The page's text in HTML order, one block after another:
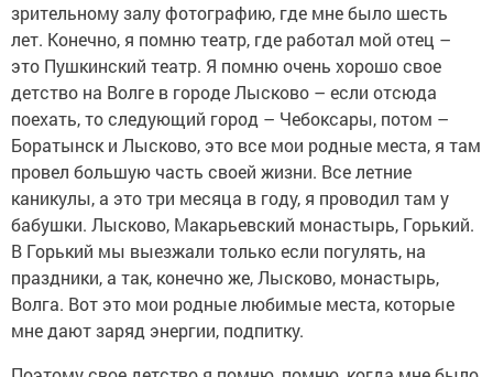
зрительному залу фотографию, где мне было шесть
лет. Конечно, я помню театр, где работал мой отец –
это Пушкинский театр. Я помню очень хорошо свое
детство на Волге в городе Лысково – если отсюда
поехать, то следующий город – Чебоксары, потом –
Боратынск и Лысково, это все мои родные места, я там
провел большую часть своей жизни. Все летние
каникулы, а это три месяца в году, я проводил там у
бабушки. Лысково, Макарьевский монастырь, Горький.
В Горький мы выезжали только если погулять, на
праздники, а так, конечно же, Лысково, монастырь,
Волга. Вот это мои родные любимые места, которые
мне дают заряд энергии, подпитку.